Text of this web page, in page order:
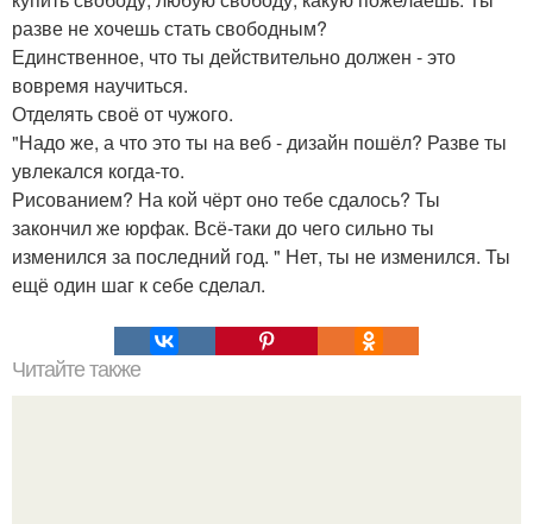
разве не хочешь стать свободным?
Единственное, что ты действительно должен - это
вовремя научиться.
Отделять своё от чужого.
"Надо же, а что это ты на веб - дизайн пошёл? Разве ты
увлекался когда-то.
Рисованием? На кой чёрт оно тебе сдалось? Ты
закончил же юрфак. Всё-таки до чего сильно ты
изменился за последний год. " Нет, ты не изменился. Ты
ещё один шаг к себе сделал.
Читайте также